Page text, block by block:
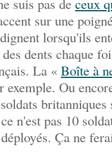
suis pas de ceux
sur une
lorsqu'ils
dents chaque
La « Boîte à
exemple. Ou
britanniques
n'est pas 10
Ça ne